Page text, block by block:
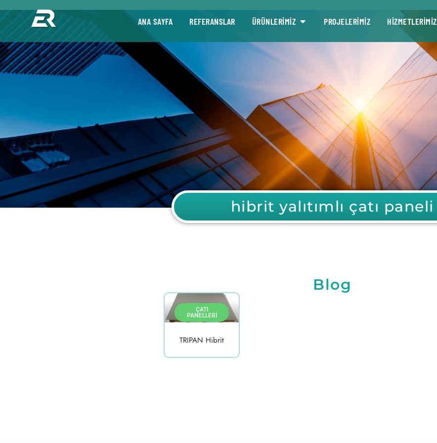
ANA SAYFA REFERANSLAR ÜRÜNLERİMİZ PROJELERİMİZ HİZMETLERİMİZ
hibrit yalıtımlı çatı paneli
Blog
ÇATI
PANELLERI
TRIPAN Hibrit